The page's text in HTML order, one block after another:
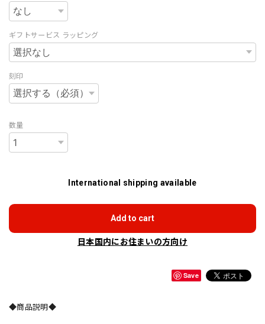
ギフトサービス ラッピング
刻印
数量
International shipping available
Add to cart
日本国内にお住まいの方向け
Save
◆商品説明◆